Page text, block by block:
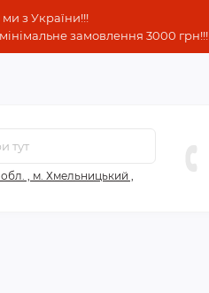
з України!!!
замовлення 3000 грн!!!
, м. Хмельницький ,